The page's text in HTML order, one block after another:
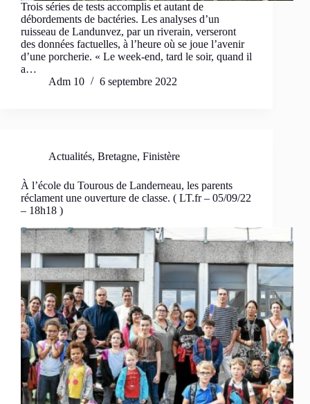
Trois séries de tests accomplis et autant de
débordements de bactéries. Les analyses d’un
ruisseau de Landunvez, par un riverain, verseront
des données factuelles, à l’heure où se joue l’avenir
d’une porcherie. « Le week-end, tard le soir, quand il
a…
Adm 10
6 septembre 2022
Actualités, Bretagne, Finistère
À l’école du Tourous de Landerneau, les parents
réclament une ouverture de classe. ( LT.fr – 05/09/22
– 18h18 )